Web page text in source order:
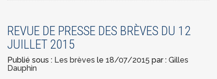
REVUE DE PRESSE DES BRÈVES DU 12
JUILLET 2015
Publié sous : Les brèves le 18/07/2015 par : Gilles
Dauphin